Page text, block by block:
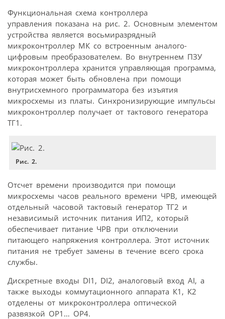
Функциональная схема контроллера
управления показана на рис. 2. Основным элементом
устройства является восьмиразрядный
микроконтроллер МК со встроенным аналого-
цифровым преобразователем. Во внутреннем ПЗУ
микроконтроллера хранится управляющая программа,
которая может быть обновлена при помощи
внутрисхемного программатора без изъятия
микросхемы из платы. Синхронизирующие импульсы
микроконтроллер получает от тактового генератора
ТГ1.
Рис. 2.
Отсчет времени производится при помощи
микросхемы часов реального времени ЧРВ, имеющей
отдельный часовой тактовый генератор ТГ2 и
независимый источник питания ИП2, который
обеспечивает питание ЧРВ при отключении
питающего напряжения контроллера. Этот источник
питания не требует замены в течение всего срока
службы.
Дискретные входы DI1, DI2, аналоговый вход АI, а
также выходы коммутационного аппарата К1, К2
отделены от микроконтроллера оптической
развязкой ОР1… ОР4.